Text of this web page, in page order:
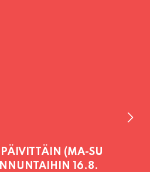
TÄNÄÄN:
11:00 - 21:00